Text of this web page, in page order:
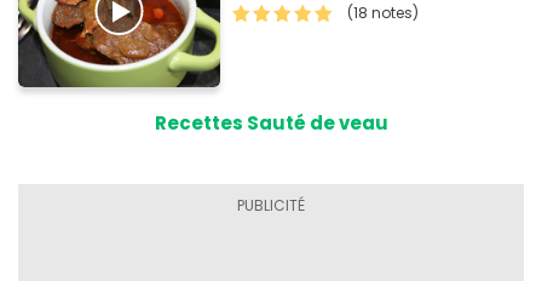
(18 notes)
Recettes Sauté de veau